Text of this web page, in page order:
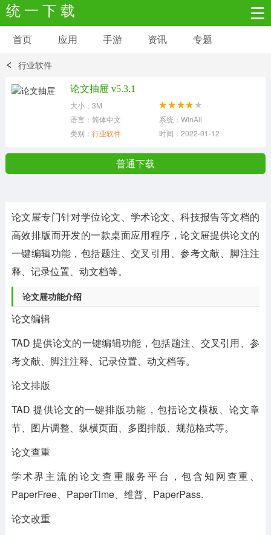
统 一 下 载
安卓应用 安卓游戏
系统工具 其它应用
首页 应用 手游 资讯 专题
行业软件
论文抽屉 v5.3.1
大小：3M
语言：简体中文
系统：WinAll
类别： 行业软件 时间：2022-01-12
普通下载
论文屉专门针对学位论文、学术论文、科技报告等文档的
高效排版而开发的一款桌面应用程序，论文屉提供论文的
一键编辑功能，包括题注、交叉引用、参考文献、脚注注
释、记录位置、动文档等。
论文屉功能介绍
论文编辑
TAD 提供论文的一键编辑功能，包括题注、交叉引用、参
考文献、脚注注释、记录位置、动文档等。
论文排版
TAD 提供论文的一键排版功能，包括论文模板、论文章
节、图片调整、纵横页面、多图排版、规范格式等。
论文查重
学术界主流的论文查重服务平台，包含知网查重、
PaperFree、PaperTime、维普、PaperPass.
论文改重